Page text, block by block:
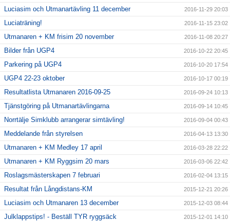
Luciasim och Utmanartävling 11 december 2016-11-29 20:03
Luciaträning! 2016-11-15 23:02
Utmanaren + KM frisim 20 november 2016-11-08 20:27
Bilder från UGP4 2016-10-22 20:45
Parkering på UGP4 2016-10-20 17:54
UGP4 22-23 oktober 2016-10-17 00:19
Resultatlista Utmanaren 2016-09-25 2016-09-24 10:13
Tjänstgöring på Utmanartävlingarna 2016-09-14 10:45
Norrtälje Simklubb arrangerar simtävling! 2016-09-04 00:43
Meddelande från styrelsen 2016-04-13 13:30
Utmanaren + KM Medley 17 april 2016-03-28 22:22
Utmanaren + KM Ryggsim 20 mars 2016-03-06 22:42
Roslagsmästerskapen 7 februari 2016-02-04 13:15
Resultat från Långdistans-KM 2015-12-21 20:26
Luciasim och Utmanaren 13 december 2015-12-03 08:44
Julklappstips! - Beställ TYR ryggsäck 2015-12-01 14:10